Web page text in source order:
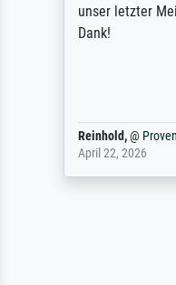
unser letzter
Dank!
Reinhold,@
April 22, 2026